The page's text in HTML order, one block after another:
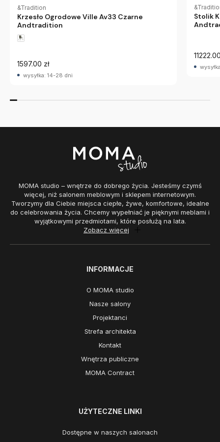
&Tradition
Krzesło Ogrodowe Ville Av33 Czarne
Andtradition
1597.00 zł
wysyłka: 14-28 dni
Stolik
MOMA studio – wnętrze do dobrego życia. Jesteśmy czymś
więcej, niż salonem meblowym i sklepem internetowym.
Tworzymy dla Ciebie miejsca ciepłe, żywe, komfortowe, idealne
do celebrowania życia. Chcemy wypełniać je pięknymi meblami i
wyjątkowymi przedmiotami, które posłużą na lata.
Zobacz więcej
INFORMACJE
O MOMA studio
Nasze salony
Projektanci
Strefa architekta
Kontakt
Wnętrza publiczne
MOMA Contract
UŻYTECZNE LINKI
Dostępne w naszych salonach